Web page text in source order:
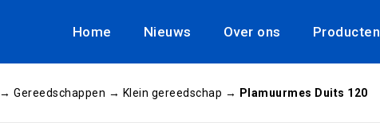
Home Nieuws Over ons Producten
→ Gereedschappen → Klein gereedschap → Plamuurmes Duits 120